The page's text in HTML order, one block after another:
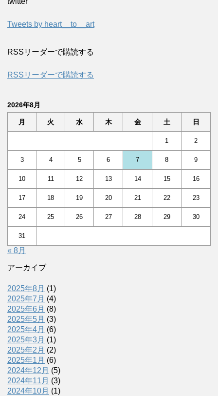
Tweets by heart__to__art
RSSリーダーで購読する
RSSリーダーで購読する
2026年8月
月 火 水 木 金 土 日
1 2
3 4 5 6 7 8 9
10 11 12 13 14 15 16
17 18 19 20 21 22 23
24 25 26 27 28 29 30
31
« 8月
アーカイブ
2025年8月 (1)
2025年7月 (4)
2025年6月 (8)
2025年5月 (3)
2025年4月 (6)
2025年3月 (1)
2025年2月 (2)
2025年1月 (6)
2024年12月 (5)
2024年11月 (3)
2024年10月 (1)